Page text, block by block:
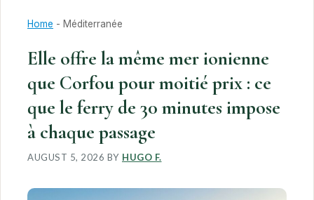
Home - Méditerranée
Elle offre la même mer ionienne
que Corfou pour moitié prix : ce
que le ferry de 30 minutes impose
à chaque passage
AUGUST 5, 2026 BY HUGO F.